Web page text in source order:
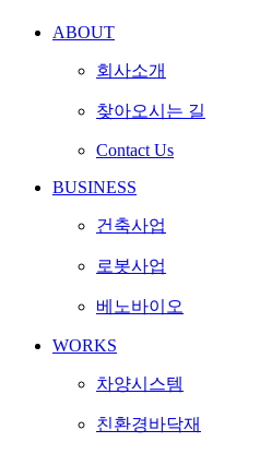
ABOUT
회사소개
찾아오시는 길
Contact Us
BUSINESS
건축사업
로봇사업
베노바이오
WORKS
차양시스템
친환경바닥재